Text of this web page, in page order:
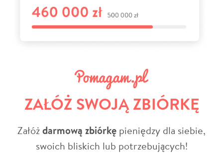
ZAŁÓŻ SWOJĄ ZBIÓRKĘ
Załóżdarmową zbiórkę pieniędzy dla siebie,
swoich bliskich lub potrzebujących!